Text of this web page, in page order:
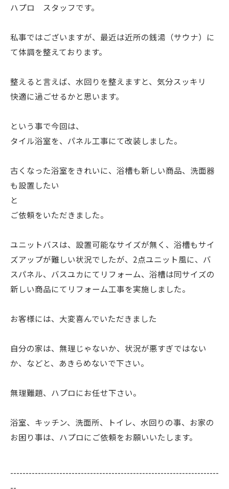
ハプロ スタッフです。
私事ではございますが、最近は近所の銭湯（サウナ）に
て体調を整えております。
整えると言えば、水回りを整えますと、気分スッキリ
快適に過ごせるかと思います。
という事で今回は、
タイル浴室を、パネル工事にて改装しました。
古くなった浴室をきれいに、浴槽も新しい商品、洗面器
も設置したい
と
ご依頼をいただきました。
ユニットバスは、設置可能なサイズが無く、浴槽もサイ
ズアップが難しい状況でしたが、2点ユニット風に、バ
スパネル、バスユカにてリフォーム、浴槽は同サイズの
新しい商品にてリフォーム工事を実施しました。
お客様には、大変喜んでいただきました
自分の家は、無理じゃないか、状況が悪すぎではない
か、などと、あきらめないで下さい。
無理難題、ハプロにお任せ下さい。
浴室、キッチン、洗面所、トイレ、水回りの事、お家の
お困り事は、ハプロにご依頼をお願いいたします。
--------------------------------------------------------------------